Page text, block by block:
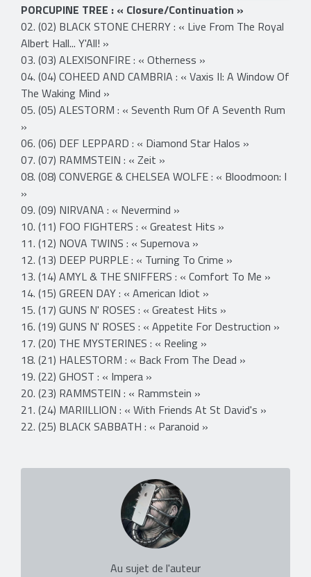
PORCUPINE TREE : « Closure/Continuation »
02. (02) BLACK STONE CHERRY : « Live From The Royal
Albert Hall... Y'All! »
03. (03) ALEXISONFIRE : « Otherness »
04. (04) COHEED AND CAMBRIA : « Vaxis II: A Window Of
The Waking Mind »
05. (05) ALESTORM : « Seventh Rum Of A Seventh Rum
»
06. (06) DEF LEPPARD : « Diamond Star Halos »
07. (07) RAMMSTEIN : « Zeit »
08. (08) CONVERGE & CHELSEA WOLFE : « Bloodmoon: I
»
09. (09) NIRVANA : « Nevermind »
10. (11) FOO FIGHTERS : « Greatest Hits »
11. (12) NOVA TWINS : « Supernova »
12. (13) DEEP PURPLE : « Turning To Crime »
13. (14) AMYL & THE SNIFFERS : « Comfort To Me »
14. (15) GREEN DAY : « American Idiot »
15. (17) GUNS N' ROSES : « Greatest Hits »
16. (19) GUNS N' ROSES : « Appetite For Destruction »
17. (20) THE MYSTERINES : « Reeling »
18. (21) HALESTORM : « Back From The Dead »
19. (22) GHOST : « Impera »
20. (23) RAMMSTEIN : « Rammstein »
21. (24) MARIILLION : « With Friends At St David's »
22. (25) BLACK SABBATH : « Paranoid »
Au sujet de l'auteur